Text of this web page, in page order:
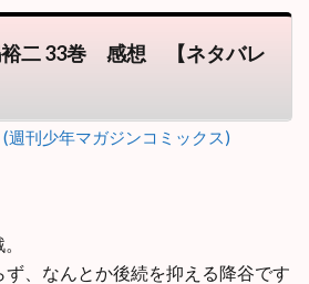
裕二 33巻 感想 【ネタバレ
週刊少年マガジンコミックス)
、なんとか後続を抑える降谷です